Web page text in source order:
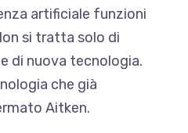
artificiale funzioni
si tratta solo di
di nuova tecnologia.
che già
Aitken.